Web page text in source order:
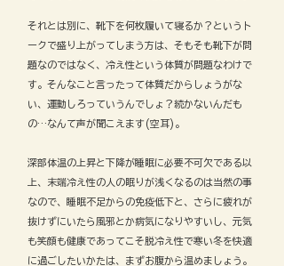
それとは別に、靴下を何枚履いて寝るか？というト
ークで盛り上がってしまう方は、そもそも靴下が問
題なのではなく、冷え性という体質が問題なわけで
す。そんなこと言ったって体質だからしょうがな
い、運動しろっていうんでしょ？続かないんだも
の…なんて声が聞こえます(空耳)。
深部体温の上昇と下降が睡眠に必要不可欠である以
上、末端冷え性の人の眠りが浅くなるのは当然の事
なので、睡眠不足からの免疫低下と、さらに疲れが
抜けずにいたら風邪とか病気になりやすいし、元気
も笑顔も健康であってこそ脱冷え性で寒い冬を快適
に過ごしたいかたは、まずお腹から温めましょう。